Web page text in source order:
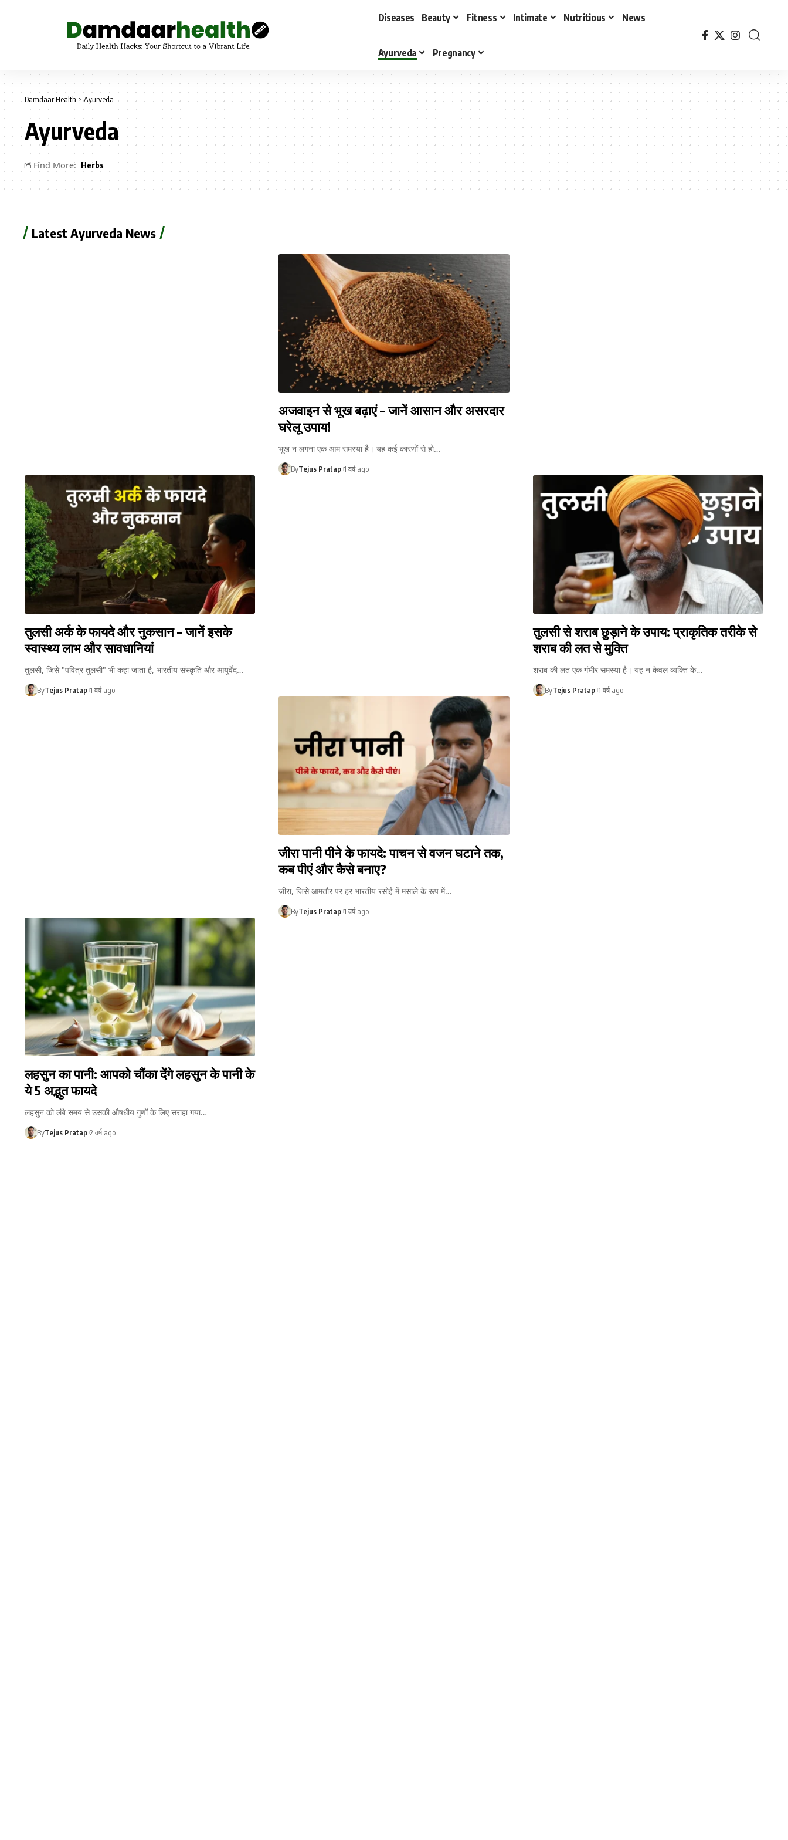
Diseases Beauty Fitness Intimate Nutritious News
Ayurveda Pregnancy
Damdaar Health >Ayurveda
Ayurveda
Find More: Herbs
Latest Ayurveda News
अजवाइन से भूख बढ़ाएं – जानें आसान और असरदार
घरेलू उपाय!
भूख न लगना एक आम समस्या है। यह कई कारणों से हो…
ByTejus Pratap 1 वर्ष ago
तुलसी अर्क के फायदे और नुकसान – जानें इसके
स्वास्थ्य लाभ और सावधानियां
तुलसी, जिसे "पवित्र तुलसी" भी कहा जाता है, भारतीय संस्कृति और आयुर्वेद…
ByTejus Pratap 1 वर्ष ago
तुलसी से शराब छुड़ाने के उपाय: प्राकृतिक तरीके से
शराब की लत से मुक्ति
शराब की लत एक गंभीर समस्या है। यह न केवल व्यक्ति के…
ByTejus Pratap 1 वर्ष ago
जीरा पानी पीने के फायदे: पाचन से वजन घटाने तक,
कब पीएं और कैसे बनाए?
जीरा, जिसे आमतौर पर हर भारतीय रसोई में मसाले के रूप में…
ByTejus Pratap 1 वर्ष ago
लहसुन का पानी: आपको चौंका देंगे लहसुन के पानी के
ये 5 अद्भुत फायदे
लहसुन को लंबे समय से उसकी औषधीय गुणों के लिए सराहा गया…
ByTejus Pratap 2 वर्ष ago